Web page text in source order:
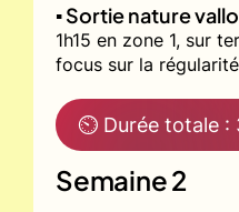
▪️ Sortie nature
1h15 en zone 1, sur
focus sur la
⏲ Durée totale :
Semaine 2